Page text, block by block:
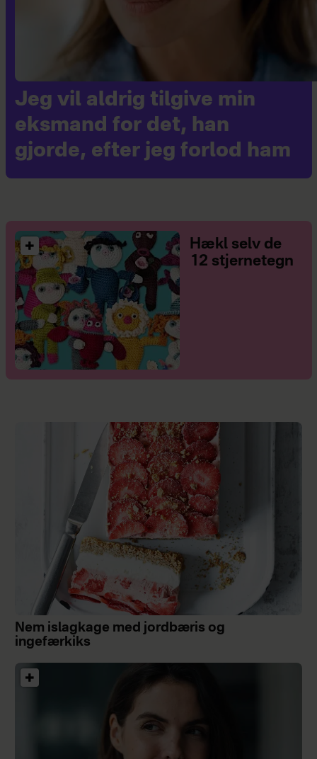
Jeg vil aldrig tilgive min
eksmand for det, han
gjorde, efter jeg forlod ham
Hækl selv de
12 stjernetegn
Nem islagkage med jordbæris og
ingefærkiks